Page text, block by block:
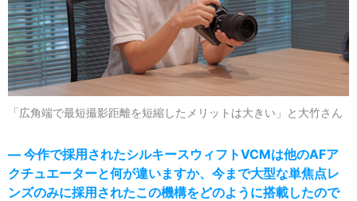
「広角端で最短撮影距離を短縮したメリットは大きい」と大竹さん
― 今作で採用されたシルキースウィフトVCMは他のAFア
クチュエーターと何が違いますか、今まで大型な単焦点レ
ンズのみに採用されたこの機構をどのように搭載したので